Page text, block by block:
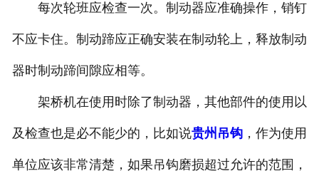
每次轮班应检查一次。制动器应准确操作，销钉
不应卡住。制动蹄应正确安装在制动轮上，释放制动
器时制动蹄间隙应相等。
架桥机在使用时除了制动器，其他部件的使用以
及检查也是必不能少的，比如说贵州吊钩，作为使用
单位应该非常清楚，如果吊钩磨损超过允许的范围，